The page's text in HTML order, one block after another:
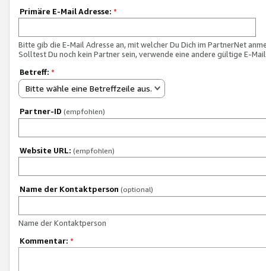
Primäre E-Mail Adresse: *
Bitte gib die E-Mail Adresse an, mit welcher Du Dich im PartnerNet
Solltest Du noch kein Partner sein, verwende eine andere gültige E-
Betreff: *
Bitte wähle eine Betreffzeile aus.
Partner-ID (empfohlen)
Website URL: (empfohlen)
Name der Kontaktperson (optional)
Name der Kontaktperson
Kommentar: *